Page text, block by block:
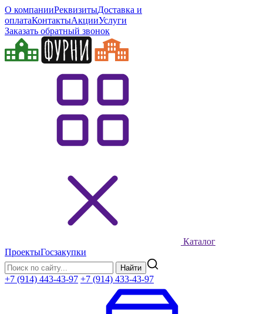
О компанииРеквизитыДоставка и
оплатаКонтактыАкцииУслуги
Заказать обратный звонок
Каталог
ПроектыГосзакупки
Найти
+7 (914) 443-43-97 +7 (914) 433-43-97